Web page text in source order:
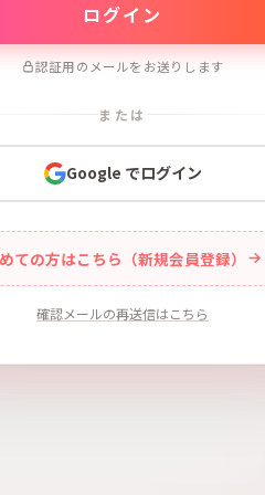
認証用のメールをお送りします
または
Google でログイン
ての方はこちら（新規会員登録）
確認メールの再送信はこちら